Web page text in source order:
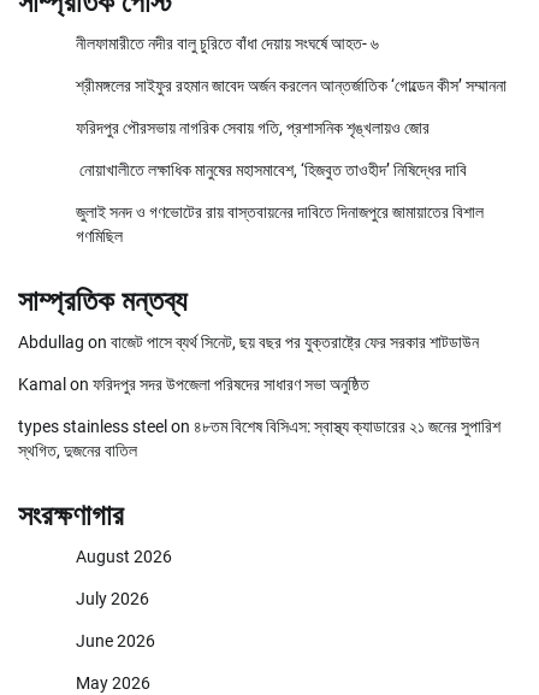
নীলফামারীতে নদীর বালু চুরিতে বাঁধা দেয়ায় সংঘর্ষে আহত- ৬
শ্রীমঙ্গলের সাইফুর রহমান জাবেদ অর্জন করলেন আন্তর্জাতিক ‘গোল্ডেন কীস’ সম্মাননা
ফরিদপুর পৌরসভায় নাগরিক সেবায় গতি, প্রশাসনিক শৃঙ্খলায়ও জোর
নোয়াখালীতে লক্ষাধিক মানুষের মহাসমাবেশ, ‘হিজবুত তাওহীদ’ নিষিদ্ধের দাবি
জুলাই সনদ ও গণভোটের রায় বাস্তবায়নের দাবিতে দিনাজপুরে জামায়াতের বিশাল
গণমিছিল
সাম্প্রতিক মন্তব্য
Abdullag on বাজেট পাসে ব্যর্থ সিনেট, ছয় বছর পর যুক্তরাষ্ট্রে ফের সরকার শাটডাউন
Kamal on ফরিদপুর সদর উপজেলা পরিষদের সাধারণ সভা অনুষ্ঠিত
types stainless steel on ৪৮তম বিশেষ বিসিএস: স্বাস্থ্য ক্যাডারের ২১ জনের সুপারিশ
স্থগিত, দুজনের বাতিল
সংরক্ষণাগার
August 2026
July 2026
June 2026
May 2026